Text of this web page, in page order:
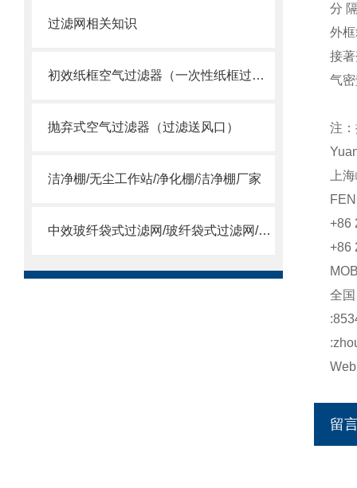
过滤网相关知识
初效纸框空气过滤器（一次性纸框过滤网）
抛弃式空气过滤器（过滤送风口）
洁净棚/无尘工作站/净化棚/洁净棚厂家
中效玻纤袋式过滤网/玻纤袋式过滤网/高温袋式过滤网
分
外
接
气
注
上
+86
+86
全
留